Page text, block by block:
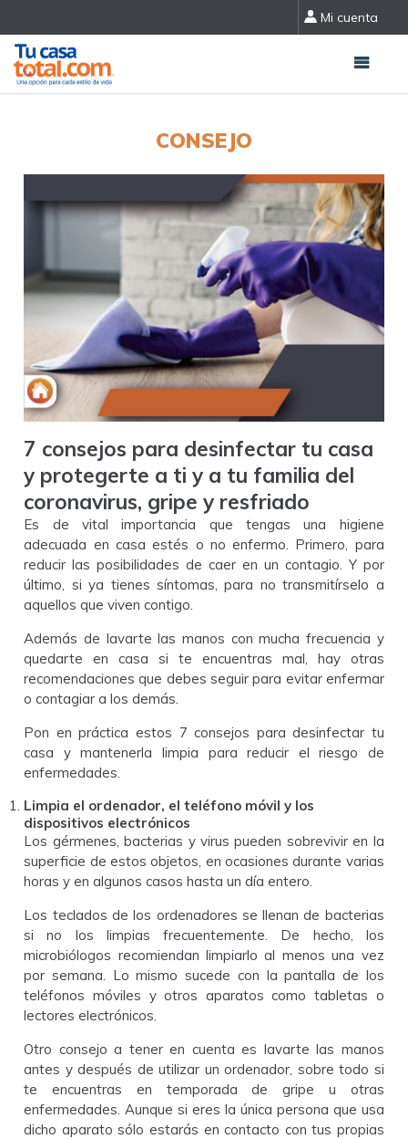
Mi cuenta
CONSEJO
7 consejos para desinfectar tu casa
y protegerte a ti y a tu familia del
coronavirus, gripe y resfriado
Es de vital importancia que tengas una higiene
adecuada en casa estés o no enfermo. Primero, para
reducir las posibilidades de caer en un contagio. Y por
último, si ya tienes síntomas, para no transmitírselo a
aquellos que viven contigo.
Además de lavarte las manos con mucha frecuencia y
quedarte en casa si te encuentras mal, hay otras
recomendaciones que debes seguir para evitar enfermar
o contagiar a los demás.
Pon en práctica estos 7 consejos para desinfectar tu
casa y mantenerla limpia para reducir el riesgo de
enfermedades.
Limpia el ordenador, el teléfono móvil y los
dispositivos electrónicos
Los gérmenes, bacterias y virus pueden sobrevivir en la
superficie de estos objetos, en ocasiones durante varias
horas y en algunos casos hasta un día entero.
Los teclados de los ordenadores se llenan de bacterias
si no los limpias frecuentemente. De hecho, los
microbiólogos recomiendan limpiarlo al menos una vez
por semana. Lo mismo sucede con la pantalla de los
teléfonos móviles y otros aparatos como tabletas o
lectores electrónicos.
Otro consejo a tener en cuenta es lavarte las manos
antes y después de utilizar un ordenador, sobre todo si
te encuentras en temporada de gripe u otras
enfermedades. Aunque si eres la única persona que usa
dicho aparato sólo estarás en contacto con tus propias